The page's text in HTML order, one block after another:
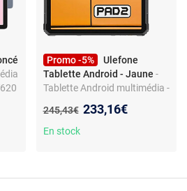
Promo -5%
Ulefone
Tablette Android - Jaune -
Tablette Android multimédia -
IPS 11" - 8 Go RAM - 256 Go -
4G - Wi-Fi double bande -
Ancien prix :
245,43€ Nouveau prix :
233,16€
En stock